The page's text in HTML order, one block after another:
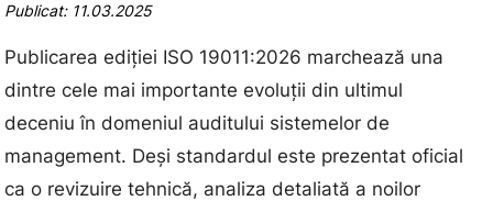
Publicat: 11.03.2025
Publicarea ediției ISO 19011:2026 marchează una
dintre cele mai importante evoluții din ultimul
deceniu în domeniul auditului sistemelor de
management. Deși standardul este prezentat oficial
ca o revizuire tehnică, analiza detaliată a noilor